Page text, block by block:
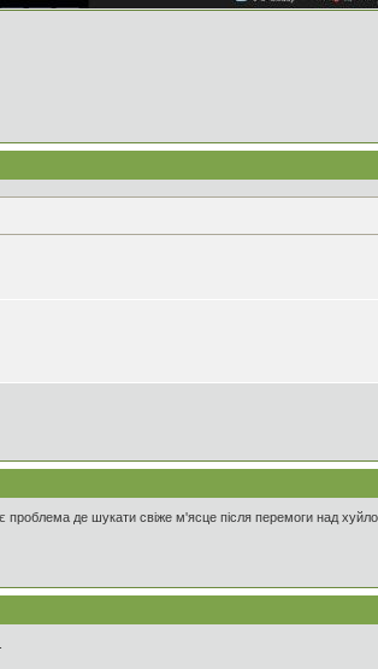
проблема де шукати свіже м'ясце після перемоги над